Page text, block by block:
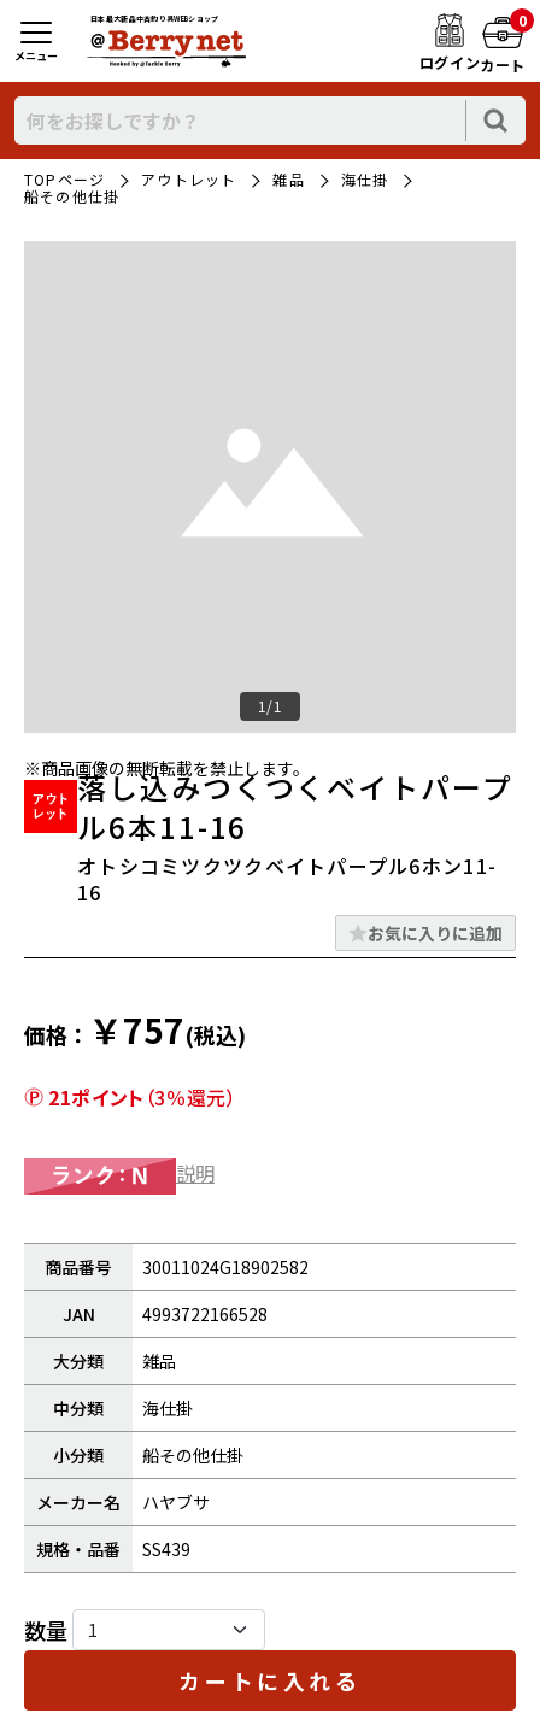
日本最大新品中古釣り具WEBショップ
ログイン
0
カート
メニュー
TOPページ アウトレット 雑品
海仕掛
船その他仕掛
1/1
※商品画像の無断転載を禁止します。
落し込みつくつくベイトパープ
ル6本11-16
オトシコミツクツクベイトパープル6ホン11-
16
お気に入りに追加
価格： ￥757(税込)
21ポイント （3％還元）
説明
商品番号
30011024G18902582
JAN
4993722166528
大分類
雑品
中分類
海仕掛
小分類
船その他仕掛
メーカー名
ハヤブサ
規格・品番
SS439
数量
カートに入れる